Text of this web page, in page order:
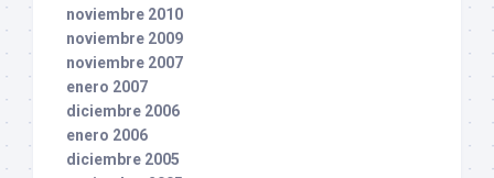
noviembre 2010
noviembre 2009
noviembre 2007
enero 2007
diciembre 2006
enero 2006
diciembre 2005